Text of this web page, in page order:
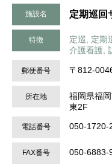
施設名 定期巡回
特徴
定巡, 定期
介護看護,
郵便番号 〒812-
所在地
福岡県福
東2F
電話番号 050-1720-
FAX番号 050-6883-